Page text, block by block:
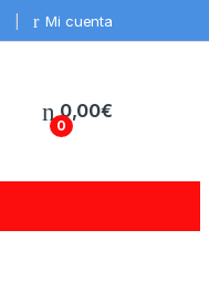
Mi cuenta
0
0,00€